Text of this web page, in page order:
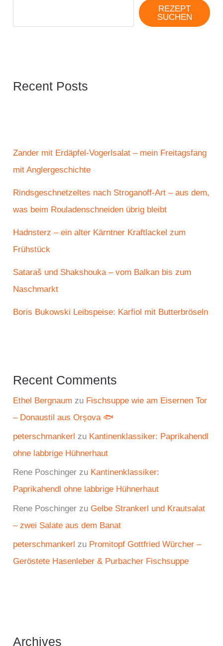
REZEPT
SUCHEN
Recent Posts
Zander mit Erdäpfel-Vogerlsalat – mein Freitagsfang
mit Anglergeschichte
Rindsgeschnetzeltes nach Stroganoff-Art – aus dem,
was beim Rouladenschneiden übrig bleibt
Hadnsterz – ein alter Kärntner Kraftlackel zum
Frühstück
Sataraš und Shakshouka – vom Balkan bis zum
Naschmarkt
Boris Bukowski Leibspeise: Karfiol mit Butterbröseln
Recent Comments
Ethel Bergnaum zu Fischsuppe wie am Eisernen Tor
– Donaustil aus Orșova 🐟
peterschmankerl zu Kantinenklassiker: Paprikahendl
ohne labbrige Hühnerhaut
Rene Poschinger zu Kantinenklassiker:
Paprikahendl ohne labbrige Hühnerhaut
Rene Poschinger zuGelbe Strankerl und Krautsalat
– zwei Salate aus dem Banat
peterschmankerl zu Promitopf Gottfried Würcher –
Geröstete Hasenleber & Purbacher Fischsuppe
Archives